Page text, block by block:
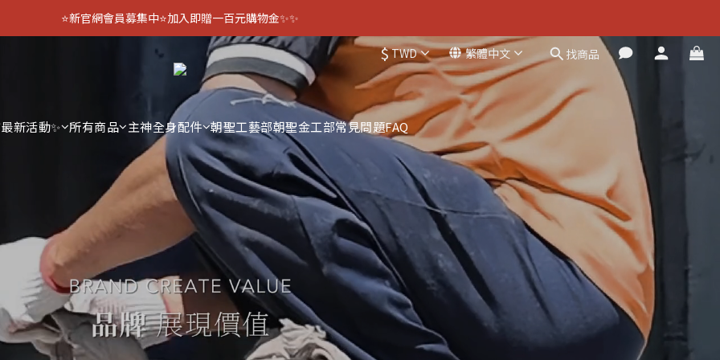
⭐新官網會員募集中⭐加入即贈一百元購物金✨✨
$TWD 繁體中文 找商品
最新活動✨ 所有商品 主神全身配件 朝聖工藝部朝聖金工部常見問題FAQ